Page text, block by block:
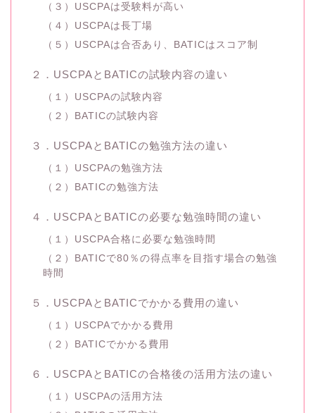
（３）USCPAは受験料が高い
（４）USCPAは長丁場
（５）USCPAは合否あり、BATICはスコア制
２．USCPAとBATICの試験内容の違い
（１）USCPAの試験内容
（２）BATICの試験内容
３．USCPAとBATICの勉強方法の違い
（１）USCPAの勉強方法
（２）BATICの勉強方法
４．USCPAとBATICの必要な勉強時間の違い
（１）USCPA合格に必要な勉強時間
（２）BATICで80％の得点率を目指す場合の勉強
時間
５．USCPAとBATICでかかる費用の違い
（１）USCPAでかかる費用
（２）BATICでかかる費用
６．USCPAとBATICの合格後の活用方法の違い
（１）USCPAの活用方法